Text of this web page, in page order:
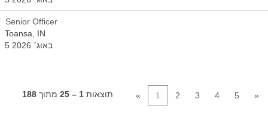
Senior Officer
Toansa, IN
5 באוג׳ 2026
תוצאות 1 – 25 מתוך 188 « 1 2 3 4 5 »